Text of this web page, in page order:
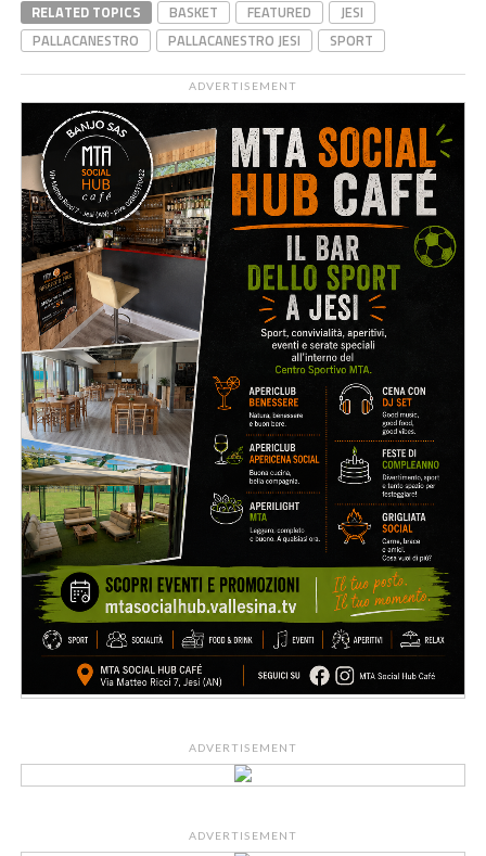
RELATED TOPICS BASKET FEATURED
JESI
PALLACANESTRO
PALLACANESTRO JESI SPORT
ADVERTISEMENT
ADVERTISEMENT
ADVERTISEMENT